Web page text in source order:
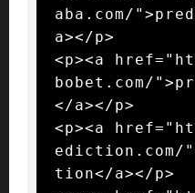
aba.com/
a></p>
<p><a
bobet.com/
</a></p>
<p><a
ediction.com/
tion</a></p>